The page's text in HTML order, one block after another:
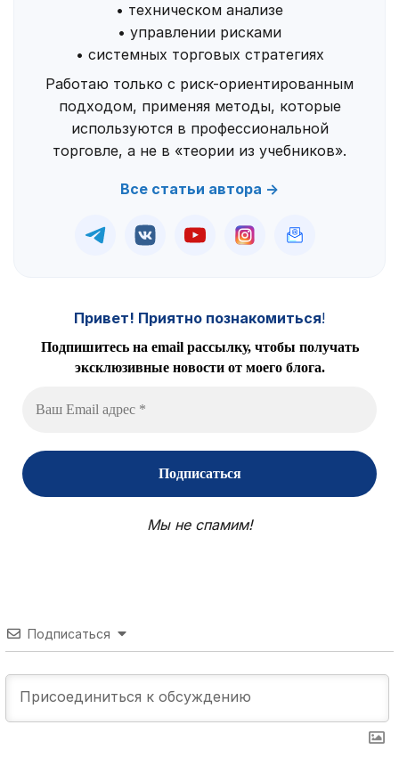
• техническом анализе
• управлении рисками
• системных торговых стратегиях
Работаю только с риск-ориентированным
подходом, применяя методы, которые
используются в профессиональной
торговле, а не в «теории из учебников».
Все статьи автора →
Привет! Приятно познакомиться!
Подпишитесь на email рассылку, чтобы получать
эксклюзивные новости от моего блога.
Мы не спамим!
Подписаться